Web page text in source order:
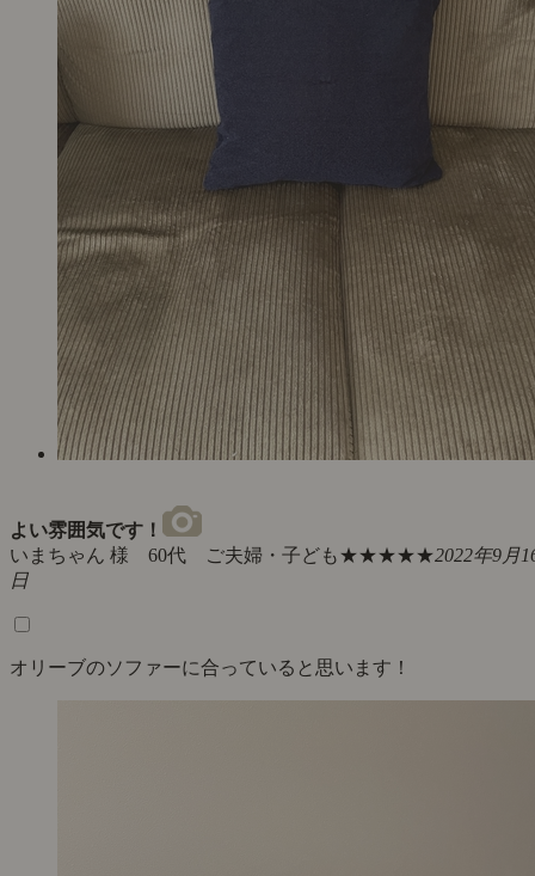
よい雰囲気です！
いまちゃん 様 60代 ご夫婦・子ども★★★★★2022年9月
日
オリーブのソファーに合っていると思います！